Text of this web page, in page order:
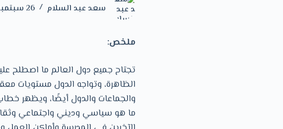
سعد عبد السلام 26 سبتمبر 2023
ملخص:
تجتاح جميع دول العالم ما اصطلح
الظاهرة، وتواجه الدول مستويات
والجماعات والدول أيضًا، ويظهر
ما هو سياسي وديني واجتماعي